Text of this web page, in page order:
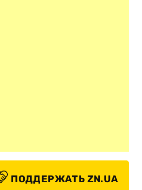
ПОДДЕРЖАТЬ ZN.UA